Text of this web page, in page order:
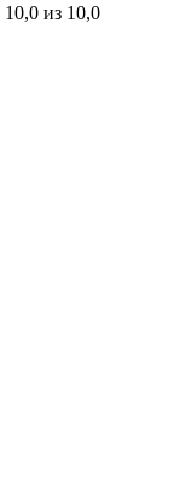
10,0 из 10,0